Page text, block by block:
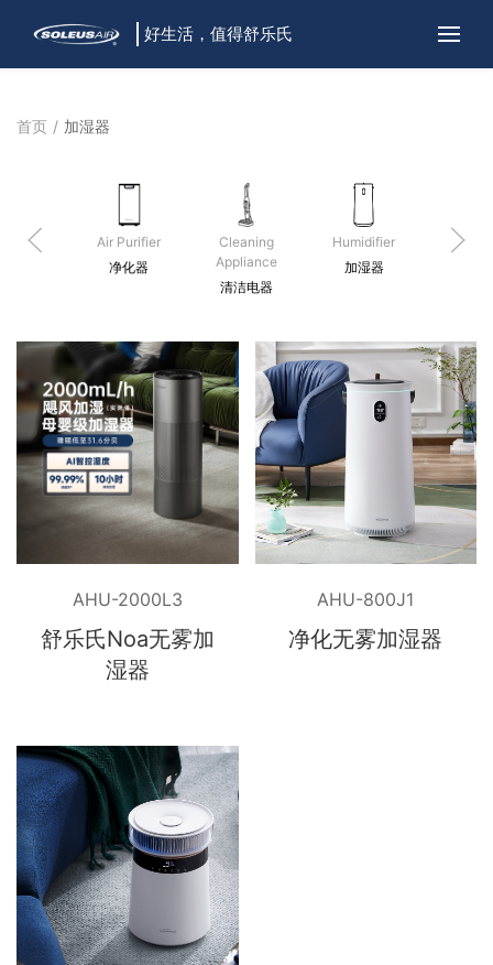
好生活，值得舒乐氏
首页 加湿器
Air Purifier
净化器
Cleaning
Appliance
清洁电器
Humidifier
加湿器
AHU-2000L3
舒乐氏Noa无雾加
湿器
AHU-800J1
净化无雾加湿器